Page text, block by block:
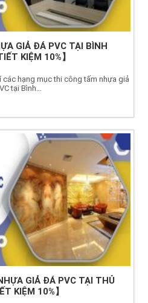
GIẢ ĐÁ PVC TẠI BÌNH
KIỆM 10%】
hạng mục thi công tấm nhựa giả
tại Bình...
GIẢ ĐÁ PVC TẠI THỦ
KIỆM 10%】